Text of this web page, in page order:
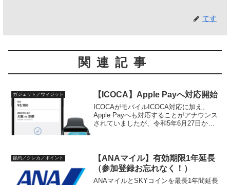
てす
関連記事
ガジェット／ウィジット 【ICOCA】Apple Payへ対応開始
ICOCAがモバイルICOCA対応に加え、
Apple Payへも対応することがアナウンス
されていましたが、令和5年6月27日から
節約／クレカ／ポイント
【ANAマイル】有効期限1年延長
（参加登録お忘れなく！）
ANAマイルとSKYコインを最長1年間延長